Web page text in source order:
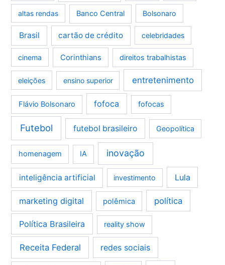
altas rendas Banco Central Bolsonaro
Brasil cartão de crédito celebridades
cinema Corinthians direitos trabalhistas
eleições ensino superior entretenimento
Flávio Bolsonaro fofoca fofocas
Futebol futebol brasileiro Geopolítica
homenagem IA inovação
inteligência artificial investimento Lula
marketing digital polêmica política
Política Brasileira reality show
Receita Federal redes sociais